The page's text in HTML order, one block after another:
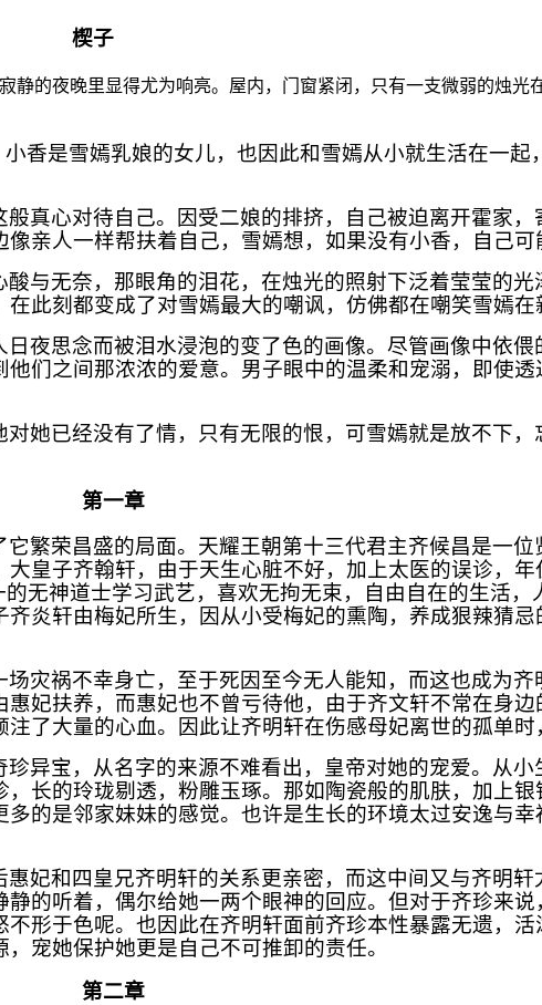
楔子
静的夜晚里显得尤为响亮。屋内，门窗紧闭，只有一支微弱的烛光
香是雪嫣乳娘的女儿，也因此和雪嫣从小就生活在一
真心对待自己。因受二娘的排挤，自己被迫离开霍家
亲人一样帮扶着自己，雪嫣想，如果没有小香，自己可
与无奈，那眼角的泪花，在烛光的照射下泛着莹莹的
此刻都变成了对雪嫣最大的嘲讽，仿佛都在嘲笑雪嫣在
夜思念而被泪水浸泡的变了色的画像。尽管画像中依偎
们之间那浓浓的爱意。男子眼中的温柔和宠溺，即使
她已经没有了情，只有无限的恨，可雪嫣就是放不下
第一章
繁荣昌盛的局面。天耀王朝第十三代君主齐候昌是一
皇子齐翰轩，由于天生心脏不好，加上太医的误诊，
无神道士学习武艺，喜欢无拘无束，自由自在的生活，
炎轩由梅妃所生，因从小受梅妃的熏陶，养成狠辣猜
灾祸不幸身亡，至于死因至今无人能知，而这也成为
妃扶养，而惠妃也不曾亏待他，由于齐文轩不常在身边
了大量的心血。因此让齐明轩在伤感母妃离世的孤单时
珍异宝，从名字的来源不难看出，皇帝对她的宠爱。从
长的玲珑剔透，粉雕玉琢。那如陶瓷般的肌肤，加上
的是邻家妹妹的感觉。也许是生长的环境太过安逸与
妃和四皇兄齐明轩的关系更亲密，而这中间又与齐明
的听着，偶尔给她一两个眼神的回应。但对于齐珍来
形于色呢。也因此在齐明轩面前齐珍本性暴露无遗，
宠她保护她更是自己不可推卸的责任。
第二章